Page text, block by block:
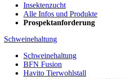
Insektenzucht
Alle Infos und Produkte
Prospektanforderung
Schweinehaltung
Schweinehaltung
BFN Fusion
Havito Tierwohlstall